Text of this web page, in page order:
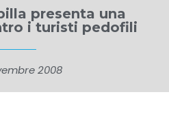
presenta una
i turisti pedofili
2008